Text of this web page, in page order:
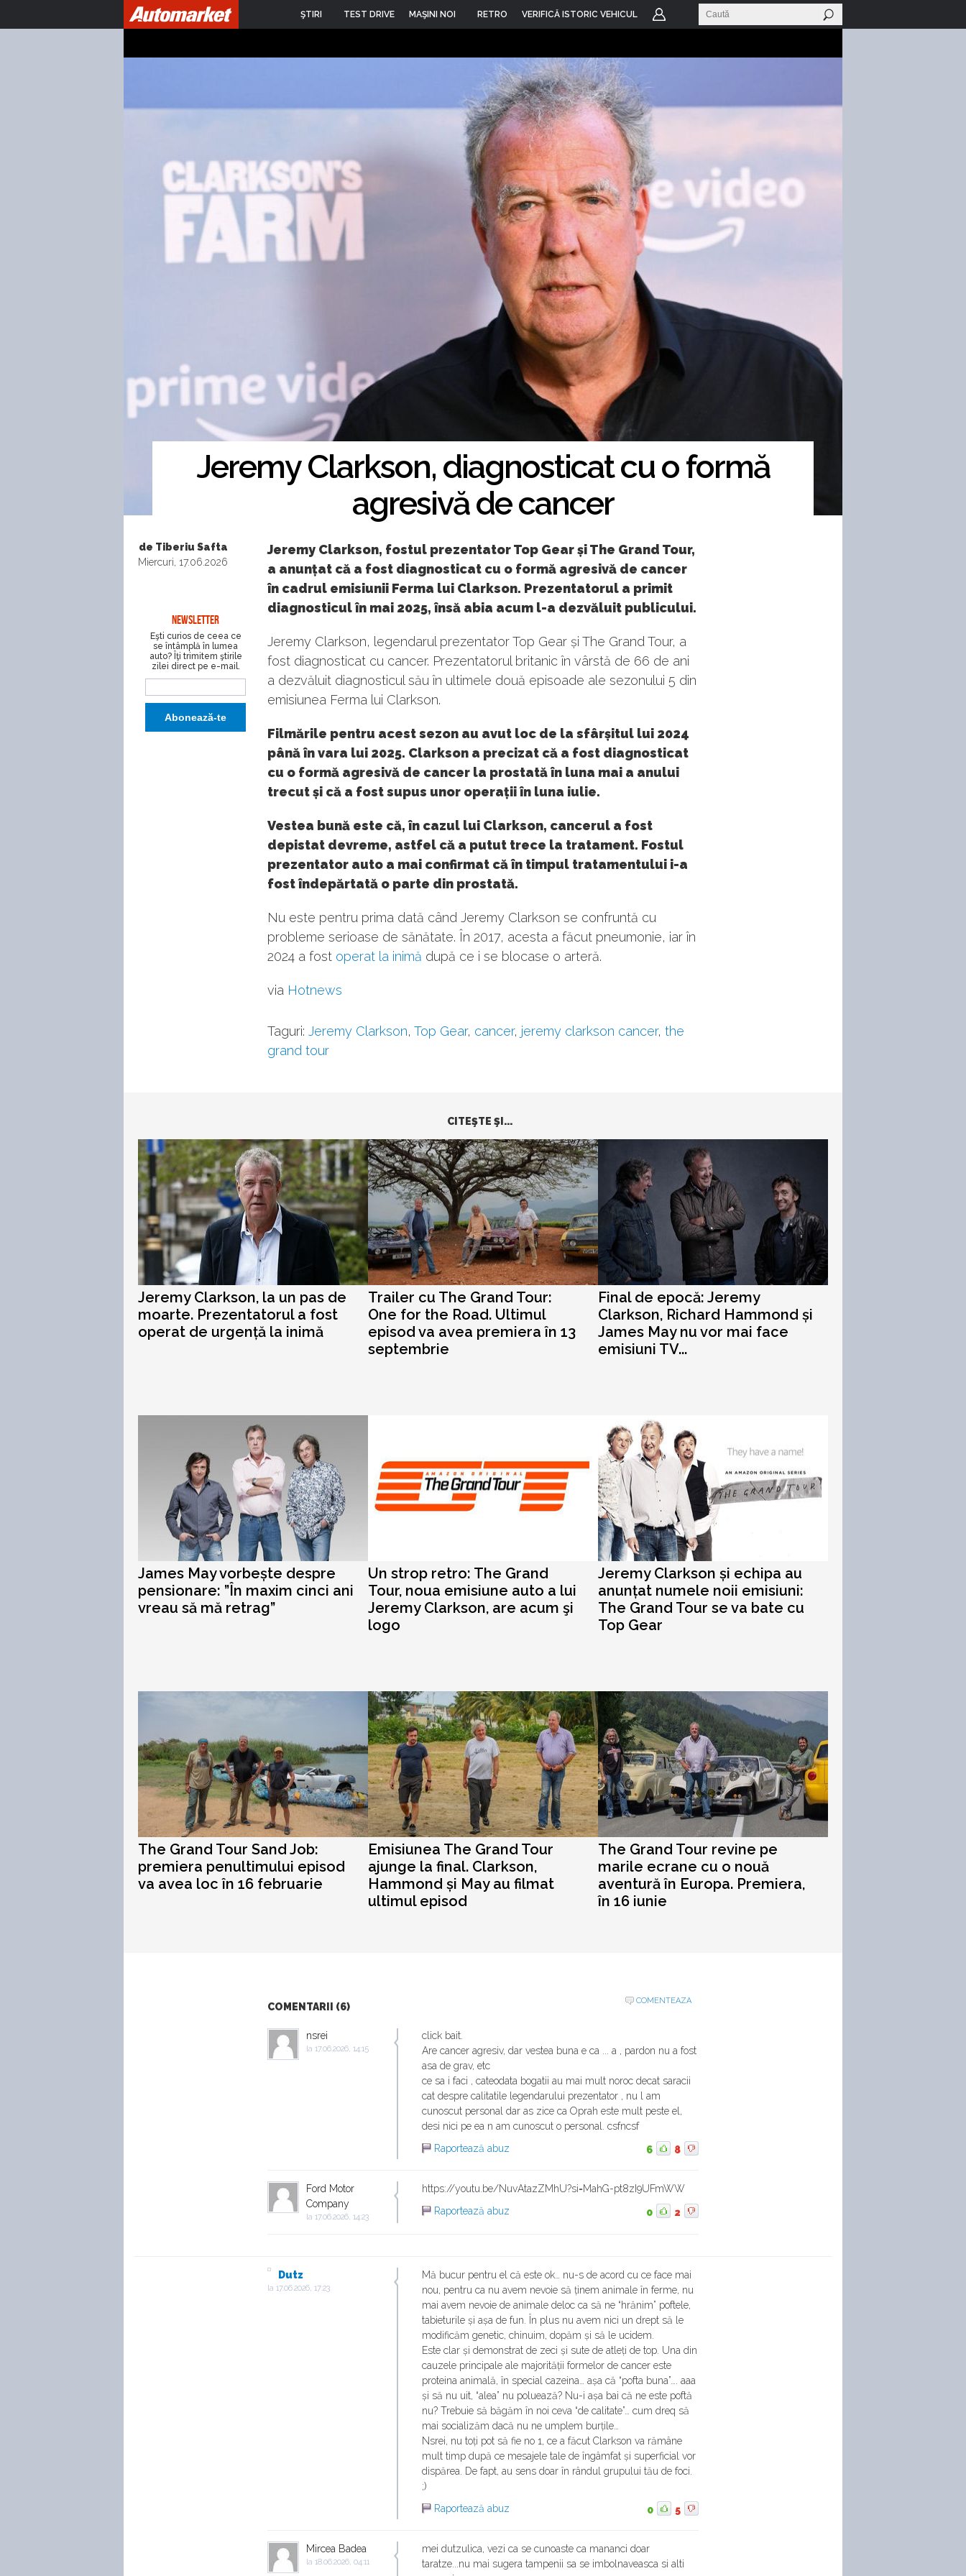
ŞTIRI TEST DRIVE MAŞINI NOI RETRO VERIFICĂ ISTORIC VEHICUL
Jeremy Clarkson, diagnosticat cu o formă
agresivă de cancer
de Tiberiu Safta
Miercuri, 17.06.2026
NEWSLETTER
Eşti curios de ceea ce
se întâmplă în lumea
auto? Îţi trimitem ştirile
zilei direct pe e-mail.
Jeremy Clarkson, fostul prezentator Top Gear și The Grand Tour,
a anunțat că a fost diagnosticat cu o formă agresivă de cancer
în cadrul emisiunii Ferma lui Clarkson. Prezentatorul a primit
diagnosticul în mai 2025, însă abia acum l-a dezvăluit publicului.
Jeremy Clarkson, legendarul prezentator Top Gear și The Grand Tour, a
fost diagnosticat cu cancer. Prezentatorul britanic în vârstă de 66 de ani
a dezvăluit diagnosticul său în ultimele două episoade ale sezonului 5 din
emisiunea Ferma lui Clarkson.
Filmările pentru acest sezon au avut loc de la sfârșitul lui 2024
până în vara lui 2025. Clarkson a precizat că a fost diagnosticat
cu o formă agresivă de cancer la prostată în luna mai a anului
trecut și că a fost supus unor operații în luna iulie.
Vestea bună este că, în cazul lui Clarkson, cancerul a fost
depistat devreme, astfel că a putut trece la tratament. Fostul
prezentator auto a mai confirmat că în timpul tratamentului i-a
fost îndepărtată o parte din prostată.
Nu este pentru prima dată când Jeremy Clarkson se confruntă cu
probleme serioase de sănătate. În 2017, acesta a făcut pneumonie, iar în
2024 a fost operat la inimă după ce i se blocase o arteră.
via Hotnews
Taguri: Jeremy Clarkson, Top Gear, cancer, jeremy clarkson cancer, the
grand tour
CITEŞTE ŞI...
Jeremy Clarkson, la un pas de
moarte. Prezentatorul a fost
operat de urgență la inimă
Trailer cu The Grand Tour:
One for the Road. Ultimul
episod va avea premiera în 13
septembrie
Final de epocă: Jeremy
Clarkson, Richard Hammond și
James May nu vor mai face
emisiuni TV...
James May vorbește despre
pensionare: ”În maxim cinci ani
vreau să mă retrag”
Un strop retro: The Grand
Tour, noua emisiune auto a lui
Jeremy Clarkson, are acum şi
logo
Jeremy Clarkson și echipa au
anunțat numele noii emisiuni:
The Grand Tour se va bate cu
Top Gear
The Grand Tour Sand Job:
premiera penultimului episod
va avea loc în 16 februarie
Emisiunea The Grand Tour
ajunge la final. Clarkson,
Hammond și May au filmat
ultimul episod
The Grand Tour revine pe
marile ecrane cu o nouă
aventură în Europa. Premiera,
în 16 iunie
COMENTARII (6)
COMENTEAZA
nsrei
la 17.06.2026, 14:15
click bait.
Are cancer agresiv, dar vestea buna e ca ... a , pardon nu a fost
asa de grav, etc
ce sa i faci , cateodata bogatii au mai mult noroc decat saracii
cat despre calitatile legendarului prezentator , nu l am
cunoscut personal dar as zice ca Oprah este mult peste el,
desi nici pe ea n am cunoscut o personal. csfncsf
Raportează abuz
6 8
Ford Motor
Company
la 17.06.2026, 14:23
https://youtu.be/NuvAtazZMhU?si=MahG-pt8zI9UFmWW
Raportează abuz
0 2
Dutz
la 17.06.2026, 17:23
Mă bucur pentru el că este ok… nu-s de acord cu ce face mai
nou, pentru ca nu avem nevoie să ținem animale în ferme, nu
mai avem nevoie de animale deloc ca să ne “hrănim” poftele,
tabieturile și așa de fun. În plus nu avem nici un drept să le
modificăm genetic, chinuim, dopăm și să le ucidem.
Este clar și demonstrat de zeci și sute de atleți de top. Una din
cauzele principale ale majorității formelor de cancer este
proteina animală, în special cazeina… așa că “pofta buna”…. aaa
și să nu uit, “alea” nu poluează? Nu-i așa bai că ne este poftă
nu? Trebuie să băgăm în noi ceva “de calitate”… cum dreq să
mai socializăm dacă nu ne umplem burțile…
Nsrei, nu toți pot să fie no 1, ce a făcut Clarkson va rămâne
mult timp după ce mesajele tale de îngâmfat și superficial vor
dispărea. De fapt, au sens doar în rândul grupului tău de foci.
;)
Raportează abuz
0 5
Mircea Badea
la 18.06.2026, 04:11
mei dutzulica, vezi ca se cunoaste ca mananci doar
taratze...nu mai sugera tampenii sa se imbolnaveasca si alti